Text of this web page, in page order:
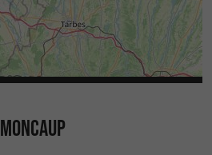
MONCAUP